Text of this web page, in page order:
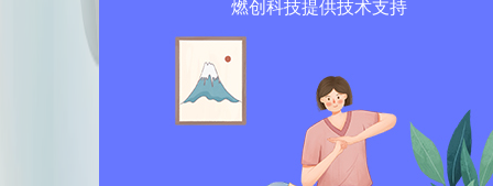
燃创科技提供技术支持